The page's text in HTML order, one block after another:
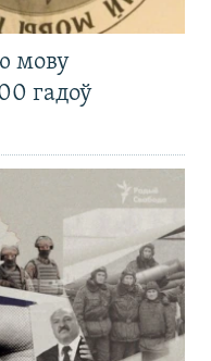
мову
гадоў